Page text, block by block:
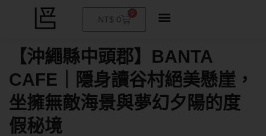
NT$ 0
0
購
【沖繩縣中頭郡】BANTA
CAFE｜隱身讀谷村絕美懸崖，
坐擁無敵海景與夢幻夕陽的度
假秘境